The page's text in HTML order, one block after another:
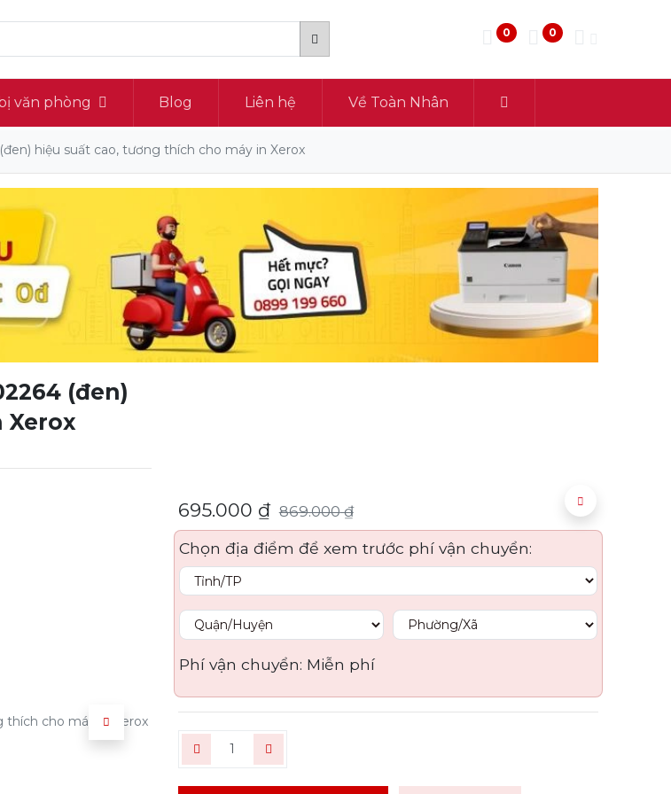
0 0
văn phòng Blog Liên hệ Về Toàn Nhân
hiệu suất cao, tương thích cho máy in Xerox
(đen)
695.000 ₫ 869.000₫
Chọn địa điểm để xem trước phí vận chuyển:
Phí vận chuyển: Miễn phí